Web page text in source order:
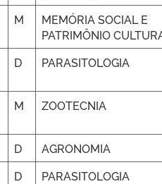
M
MEMÓRIA SOCIAL E
PATRIMÔNIO
D PARASITOLOGIA
M ZOOTECNIA
D
AGRONOMIA
D PARASITOLOGIA